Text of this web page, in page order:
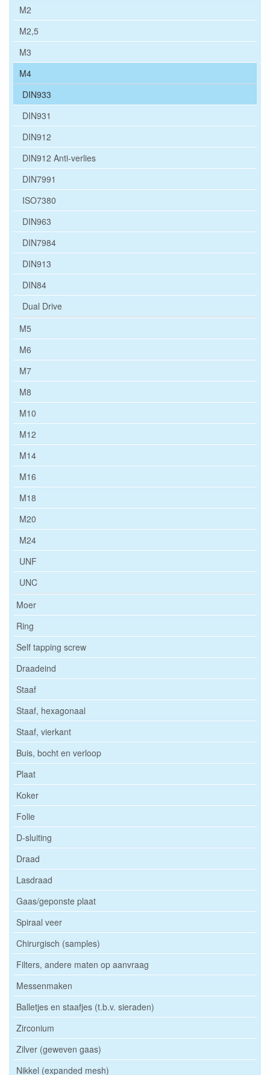
M2
M2,5
M3
M4
DIN933
DIN931
DIN912
DIN912 Anti-verlies
DIN7991
ISO7380
DIN963
DIN7984
DIN913
DIN84
Dual Drive
M5
M6
M7
M8
M10
M12
M14
M16
M18
M20
M24
UNF
UNC
Moer
Ring
Self tapping screw
Draadeind
Staaf
Staaf, hexagonaal
Staaf, vierkant
Buis, bocht en verloop
Plaat
Koker
Folie
D-sluiting
Draad
Lasdraad
Gaas/geponste plaat
Spiraal veer
Chirurgisch (samples)
Filters, andere maten op aanvraag
Messenmaken
Balletjes en staafjes (t.b.v. sieraden)
Zirconium
Zilver (geweven gaas)
Nikkel (expanded mesh)